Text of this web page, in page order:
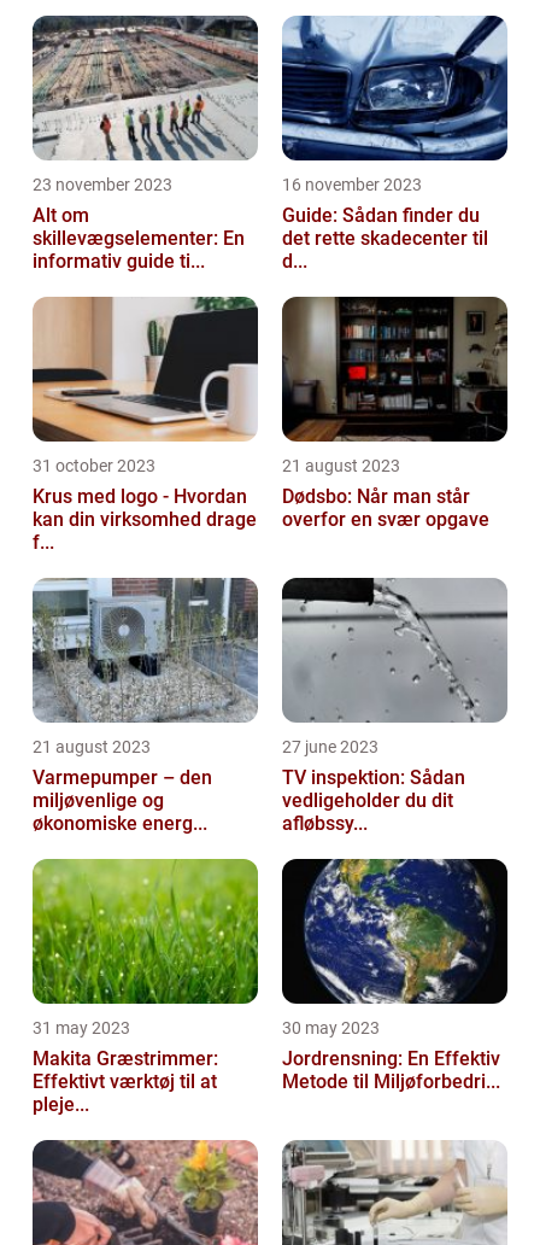
23 november 2023
Alt om
skillevægselementer: En
informativ guide ti...
16 november 2023
Guide: Sådan finder du
det rette skadecenter til
d...
31 october 2023
Krus med logo - Hvordan
kan din virksomhed drage
f...
21 august 2023
Dødsbo: Når man står
overfor en svær opgave
21 august 2023
Varmepumper – den
miljøvenlige og
økonomiske energ...
27 june 2023
TV inspektion: Sådan
vedligeholder du dit
afløbssy...
31 may 2023
Makita Græstrimmer:
Effektivt værktøj til at
pleje...
30 may 2023
Jordrensning: En Effektiv
Metode til Miljøforbedri...